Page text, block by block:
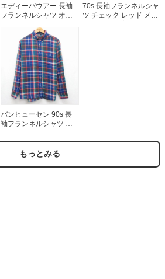
エディーバウアー 長袖
フランネルシャツ オン
ンズL相当 | 古着
70s 長袖フランネルシャ
ツ チェック レッド メン
バンヒューセン 90s 長
袖フランネルシャツ ブ
相当 | 古着
もっとみる